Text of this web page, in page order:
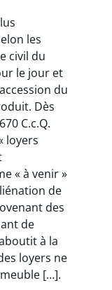
les
civil du
le jour et
du
Dès
C.c.Q.
loyers
« à venir »
de
des
de
à la
loyers ne
[…].